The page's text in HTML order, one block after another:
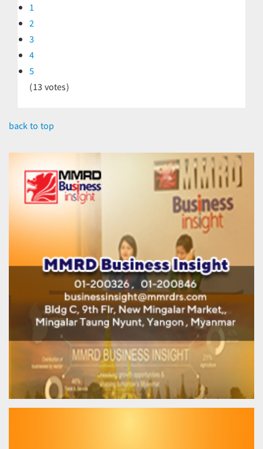
1
2
3
4
5
(13 votes)
back to top